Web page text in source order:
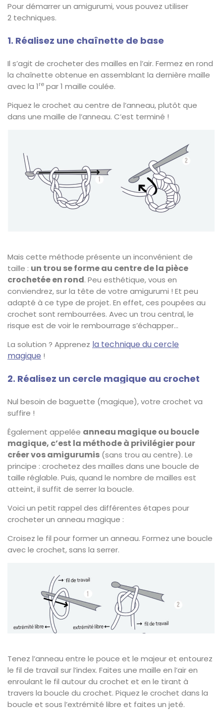
Pour démarrer un amigurumi, vous pouvez utiliser
2 techniques.
1. Réalisez une chaînette de base
Il s’agit de crocheter des mailles en l’air. Fermez en rond
la chaînette obtenue en assemblant la dernière maille
avec la 1re par 1 maille coulée.
Piquez le crochet au centre de l’anneau, plutôt que
dans une maille de l’anneau. C’est terminé !
Mais cette méthode présente un inconvénient de
taille : un trou se forme au centre de la pièce
crochetée en rond. Peu esthétique, vous en
conviendrez, sur la tête de votre amigurumi ! Et peu
adapté à ce type de projet. En effet, ces poupées au
crochet sont rembourrées. Avec un trou central, le
risque est de voir le rembourrage s’échapper…
La solution ? Apprenez la technique du cercle
magique !
2. Réalisez un cercle magique au crochet
Nul besoin de baguette (magique), votre crochet va
suffire !
Également appelée anneau magique ou boucle
magique, c’est la méthode à privilégier pour
créer vos amigurumis (sans trou au centre). Le
principe : crochetez des mailles dans une boucle de
taille réglable. Puis, quand le nombre de mailles est
atteint, il suffit de serrer la boucle.
Voici un petit rappel des différentes étapes pour
crocheter un anneau magique :
Croisez le fil pour former un anneau. Formez une boucle
avec le crochet, sans la serrer.
Tenez l’anneau entre le pouce et le majeur et entourez
le fil de travail sur l’index. Faites une maille en l’air en
enroulant le fil autour du crochet et en le tirant à
travers la boucle du crochet. Piquez le crochet dans la
boucle et sous l’extrémité libre et faites un jeté.